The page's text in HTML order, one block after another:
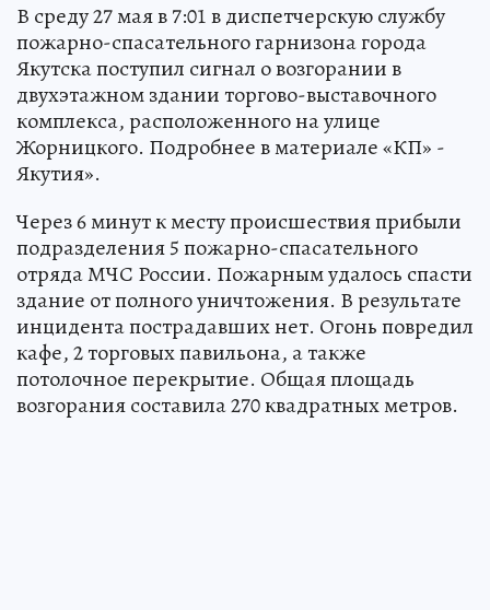
В среду 27 мая в 7:01 в диспетчерскую службу
пожарно-спасательного гарнизона города
Якутска поступил сигнал о возгорании в
двухэтажном здании торгово-выставочного
комплекса, расположенного на улице
Жорницкого. Подробнее в материале «КП» -
Якутия».
Через 6 минут к месту происшествия прибыли
подразделения 5 пожарно-спасательного
отряда МЧС России. Пожарным удалось спасти
здание от полного уничтожения. В результате
инцидента пострадавших нет. Огонь повредил
кафе, 2 торговых павильона, а также
потолочное перекрытие. Общая площадь
возгорания составила 270 квадратных метров.